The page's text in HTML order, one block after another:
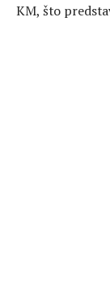
KM, što